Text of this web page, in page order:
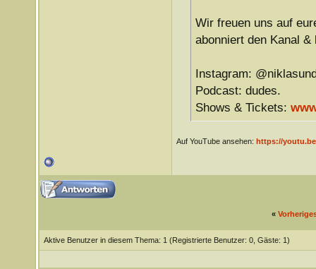
Wir freuen uns auf
abonniert den Kanal
Instagram:
Podcast: dudes.
Shows & Tickets:
Auf YouTube ansehen: https://
«
Aktive Benutzer in diesem Thema: 1 (Registrierte Benutzer: 0, Gäste: 1)